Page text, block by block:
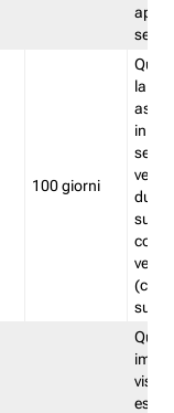
100 giorni
la
in